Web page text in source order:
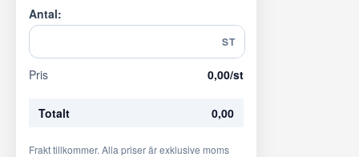
Antal:
ST
Pris 0,00/st
Totalt 0,00
Frakt tillkommer. Alla priser är exklusive moms